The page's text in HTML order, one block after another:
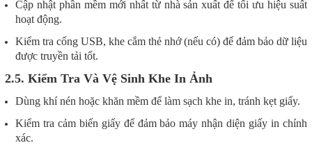
Cập nhật phần mềm mới nhất từ nhà sản xuất để tối ưu hiệu suất
hoạt động.
Kiểm tra cổng USB, khe cắm thẻ nhớ (nếu có) để đảm bảo dữ liệu
được truyền tải tốt.
2.5. Kiểm Tra Và Vệ Sinh Khe In Ảnh
Dùng khí nén hoặc khăn mềm để làm sạch khe in, tránh kẹt giấy.
Kiểm tra cảm biến giấy để đảm bảo máy nhận diện giấy in chính
xác.